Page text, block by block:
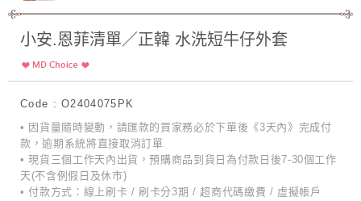
小安.恩菲清單／正韓 水洗短牛仔外套
Code : O2404075PK
• 因貨量隨時變動，請匯款的買家務必於下單後《3天內》完成付
款，逾期系統將直接取消訂單
• 現貨三個工作天內出貨，預購商品到貨日為付款日後7-30個工作
天(不含例假日及休市)
• 付款方式：線上刷卡 / 刷卡分3期 / 超商代碼繳費 / 虛擬帳戶